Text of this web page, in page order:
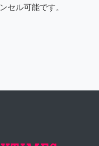
ンセル可能です。